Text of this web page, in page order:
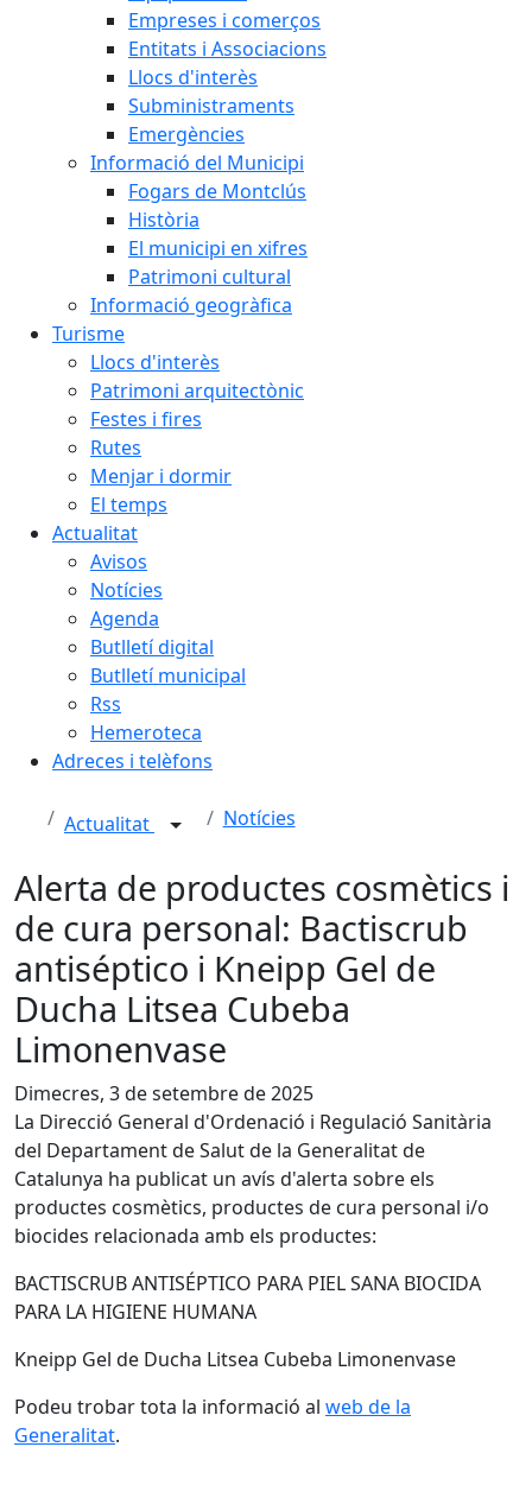
Empreses i comerços
Entitats i Associacions
Llocs d'interès
Subministraments
Emergències
Informació del Municipi
Fogars de Montclús
Història
El municipi en xifres
Patrimoni cultural
Informació geogràfica
Turisme
Llocs d'interès
Patrimoni arquitectònic
Festes i fires
Rutes
Menjar i dormir
El temps
Actualitat
Avisos
Notícies
Agenda
Butlletí digital
Butlletí municipal
Rss
Hemeroteca
Adreces i telèfons
Actualitat Notícies
Alerta de productes cosmètics i
de cura personal: Bactiscrub
antiséptico i Kneipp Gel de
Ducha Litsea Cubeba
Limonenvase
Dimecres, 3 de setembre de 2025
La Direcció General d'Ordenació i Regulació Sanitària
del Departament de Salut de la Generalitat de
Catalunya ha publicat un avís d'alerta sobre els
productes cosmètics, productes de cura personal i/o
biocides relacionada amb els productes:
BACTISCRUB ANTISÉPTICO PARA PIEL SANA BIOCIDA
PARA LA HIGIENE HUMANA
Kneipp Gel de Ducha Litsea Cubeba Limonenvase
Podeu trobar tota la informació al web de la
Generalitat.